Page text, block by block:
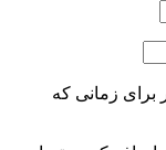
برای زمانی که